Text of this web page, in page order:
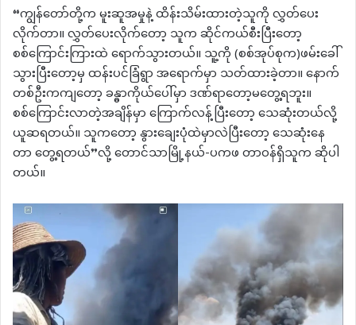
“ကျွန်တော်တို့က မူးဆူအမှုနဲ့ ထိန်းသိမ်းထားတဲ့သူကို လွှတ်ပေး
လိုက်တာ။ လွှတ်ပေးလိုက်တော့ သူက ဆိုင်ကယ်စီးပြီးတော့
စစ်ကြောင်းကြားထဲ ရောက်သွားတယ်။ သူ့ကို (စစ်အုပ်စုက)ဖမ်းခေါ်
သွားပြီးတော့မှ ထန်းပင်ခြံရွာ အရောက်မှာ သတ်ထားခဲ့တာ။ နောက်
တစ်ဦးကကျတော့ ခန္ဓာကိုယ်ပေါ်မှာ ဒဏ်ရာတော့မတွေ့ရဘူး။
စစ်ကြောင်းလာတဲ့အချိန်မှာ ကြောက်လန့်ပြီးတော့ သေဆုံးတယ်လို့
ယူဆရတယ်။ သူကတော့ နွားချေးပုံထဲမှာလဲပြီးတော့ သေဆုံးနေ
တာ တွေ့ရတယ်”လို့ တောင်သာမြို့နယ်-ပကဖ တာဝန်ရှိသူက ဆိုပါ
တယ်။